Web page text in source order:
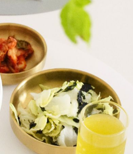
2026 サマースペシャル
セット
た